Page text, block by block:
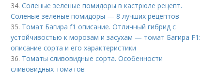
34.Соленые зеленые помидоры в кастрюле рецепт.
Соленые зеленые помидоры — 8 лучших рецептов
35. Томат Багира f1 описание. Отличный гибрид с
устойчивостью к морозам и засухам — томат Багира F1:
описание сорта и его характеристики
36. Томаты сливовидные сорта. Особенности
сливовидных томатов